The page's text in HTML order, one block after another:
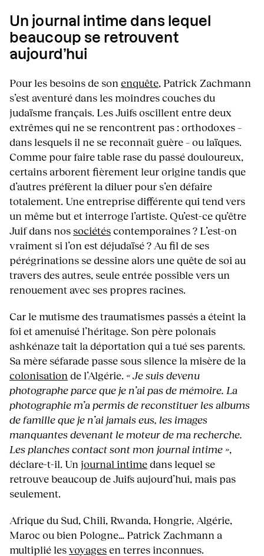
Un journal intime dans lequel
beaucoup se retrouvent
aujourd’hui
Pour les besoins de son enquête, Patrick Zachmann
s’est aventuré dans les moindres couches du
judaïsme français. Les Juifs oscillent entre deux
extrêmes qui ne se rencontrent pas : orthodoxes –
dans lesquels il ne se reconnaît guère – ou laïques.
Comme pour faire table rase du passé douloureux,
certains arborent fièrement leur origine tandis que
d’autres préfèrent la diluer pour s’en défaire
totalement. Une entreprise différente qui tend vers
un même but et interroge l’artiste. Qu’est-ce qu’être
Juif dans nos sociétéscontemporaines ? L’est-on
vraiment si l’on est déjudaïsé ? Au fil de ses
pérégrinations se dessine alors une quête de soi au
travers des autres, seule entrée possible vers un
renouement avec ses propres racines.
Car le mutisme des traumatismes passés a éteint la
foi et amenuisé l’héritage. Son père polonais
ashkénaze tait la déportation qui a tué ses parents.
Sa mère séfarade passe sous silence la misère de la
colonisation de l’Algérie. « Je suis devenu
photographe parce que je n’ai pas de mémoire. La
photographie m’a permis de reconstituer les albums
de famille que je n’ai jamais eus, les images
manquantes devenant le moteur de ma recherche.
Les planches contact sont mon journal intime »,
déclare-t-il. Un journal intimedans lequel se
retrouve beaucoup de Juifs aujourd’hui, mais pas
seulement.
Afrique du Sud, Chili, Rwanda, Hongrie, Algérie,
Maroc ou bien Pologne… Patrick Zachmann a
multiplié lesvoyagesen terres inconnues.